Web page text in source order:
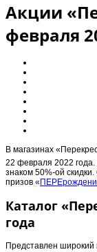
Акции
февраля
В магазинах
22 февраля 2022
знаком 50%-ой
призов «
Каталог
года
Представлен